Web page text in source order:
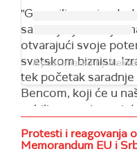
"Govorili smo i o
saradnju, jer Srbija
otvarajući svoje
svetskom biznisu.
tek početak
Bencom, koji će u
ozbiljnog partnera i
dodatni razvoj i
Srbiju!", naveo je
A post shared by
Protesti i reagovanja
Memorandum EU i